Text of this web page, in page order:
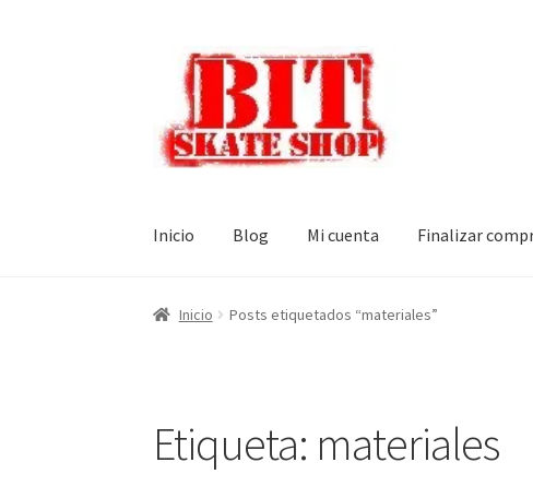
navegación
contenido
Inicio Blog Mi cuenta Finalizar
Inicio Posts etiquetados “materiales”
Etiqueta: materiales